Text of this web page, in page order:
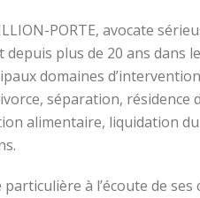
PORTE, avocate
depuis plus de 20 ans dans
domaines
séparation, résidence
alimentaire, liquidation
à l’écoute de ses